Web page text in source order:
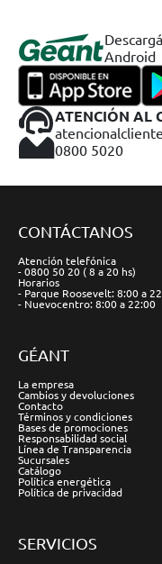
Android
ATENCIÓN AL
0800 5020
CONTÁCTANOS
Atención telefónica
- 0800 50 20 ( 8 a 20 hs)
Horarios
- Parque Roosevelt: 8:00 a
- Nuevocentro: 8:00 a 22:00
GÉANT
La empresa
Cambios y devoluciones
Contacto
Términos y condiciones
Bases de promociones
Responsabilidad social
Línea de Transparencia
Sucursales
Catálogo
Política energética
Política de privacidad
SERVICIOS